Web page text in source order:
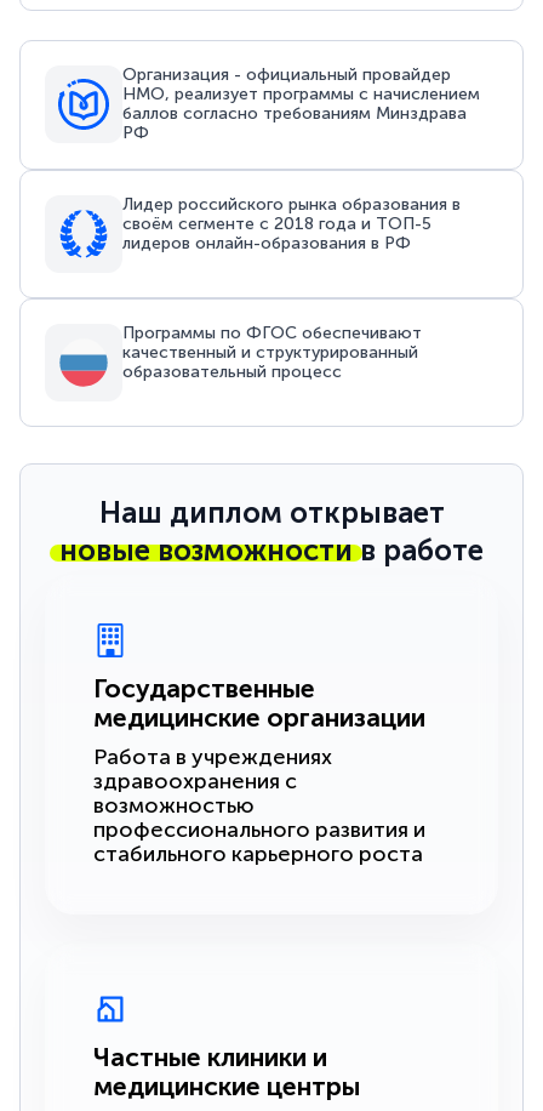
Организация - официальный провайдер
НМО, реализует программы с начислением
баллов согласно требованиям Минздрава
РФ
Лидер российского рынка образования в
своём сегменте с 2018 года и ТОП-5
лидеров онлайн-образования в РФ
Программы по ФГОС обеспечивают
качественный и структурированный
образовательный процесс
Наш диплом открывает
новые возможностив работе
Государственные
медицинские организации
Работа в учреждениях
здравоохранения с
возможностью
профессионального развития и
стабильного карьерного роста
Частные клиники и
медицинские центры